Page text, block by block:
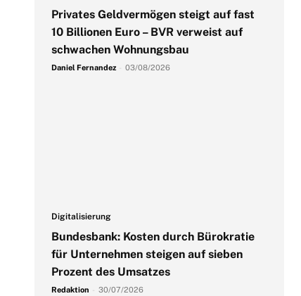
Privates Geldvermögen steigt auf fast
10 Billionen Euro – BVR verweist auf
schwachen Wohnungsbau
Daniel Fernandez 03/08/2026
Digitalisierung
Bundesbank: Kosten durch Bürokratie
für Unternehmen steigen auf sieben
Prozent des Umsatzes
Redaktion 30/07/2026